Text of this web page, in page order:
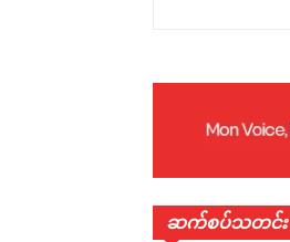
ဆက်စပ်သတင်း